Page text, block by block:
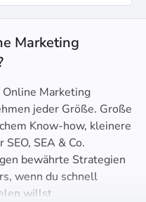
Marketing
Marketing
jeder Größe. Große
Know-how, kleinere
SEA & Co.
bewährte Strategien
wenn du schnell
willst.